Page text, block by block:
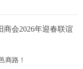
会2026年迎春联谊
商路！